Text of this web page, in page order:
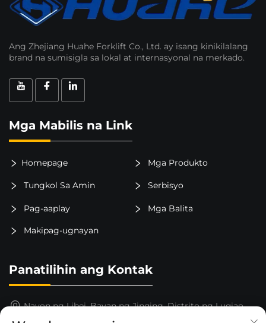
Ang Zhejiang Huahe Forklift Co., Ltd. ay isang kinikilalang
brand na sumisigla sa lokal at internasyonal na merkado.
Mga Mabilis na Link
Homepage Mga Produkto
Tungkol Sa Amin Serbisyo
Pag-aaplay Mga Balita
Makipag-ugnayan
Panatilihin ang Kontak
Nayon ng Libei, Bayan ng Jinqing, Distrito ng Luqiao,